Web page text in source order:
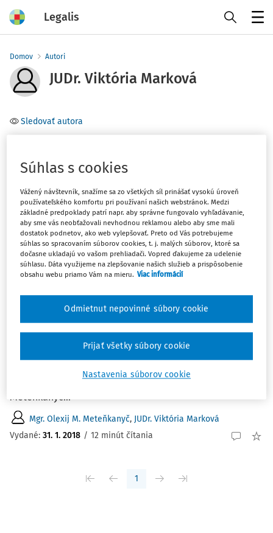
Legalis
Domov Autori
JUDr. Viktória Marková
Sledovať autora
Počet vyhľadaných dokumentov:1
Zoradiť podľa:
Najnovšie Najstaršie
Správa z konferencie Právo a ekonómia -
výzvy a príležitosti.
Správa z konferencie Právo a ekonómia - výzvy a
príležitosti. Mgr. Viktória Marková Katedra právnych
dejín a právnej komparatistiky, Právnická fakulta
Univerzity Komenského v Bratislave. Mgr. Olexij M.
Meteňkanyč...
Mgr. Olexij M. Meteňkanyč, JUDr. Viktória Marková
Vydané: 31. 1. 2018 / 12 minút čítania
1
Súhlas s cookies
Vážený návštevník, snažíme sa zo všetkých síl prinášať vysokú úroveň
používateľského komfortu pri používaní našich webstránok. Medzi
základné predpoklady patrí napr. aby správne fungovalo vyhľadávanie,
aby sme vás neobťažovali nevhodnou reklamou alebo aby sme mali
dostatok podnetov, ako web vylepšovať. Preto od Vás potrebujeme
súhlas so spracovaním súborov cookies, t. j. malých súborov, ktoré sa
dočasne ukladajú vo vašom prehliadači. Vopred ďakujeme za udelenie
súhlasu. Dáta využijeme na zlepšovanie našich služieb a prispôsobenie
obsahu webu priamo Vám na mieru. Viac informácií
Nastavenia súborov cookie
Odmietnut nepovinné súbory cookie
Prijať všetky súbory cookie